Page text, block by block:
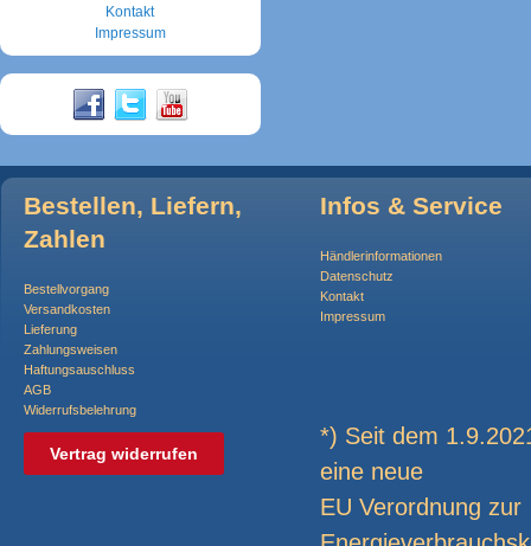
Kontakt
Impressum
Bestellen, Liefern,
Zahlen
Bestellvorgang
Versandkosten
Lieferung
Zahlungsweisen
Haftungsauschluss
AGB
Widerrufsbelehrung
Vertrag widerrufen
Infos & Service
Händlerinformationen
Datenschutz
Kontakt
Impressum
*) Seit dem
eine neue
EU Verordnung zur